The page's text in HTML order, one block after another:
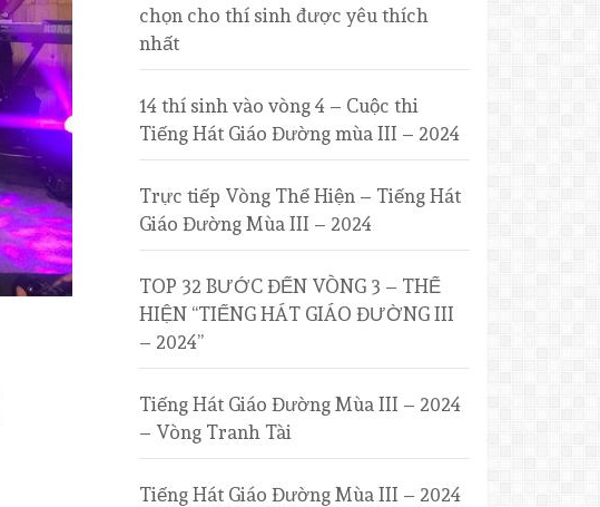
chọn cho thí sinh được yêu thích
nhất
14 thí sinh vào vòng 4 – Cuộc thi
Tiếng Hát Giáo Đường mùa III – 2024
Trực tiếp Vòng Thể Hiện – Tiếng Hát
Giáo Đường Mùa III – 2024
TOP 32 BƯỚC ĐẾN VÒNG 3 – THỂ
HIỆN “TIẾNG HÁT GIÁO ĐƯỜNG III
– 2024”
Tiếng Hát Giáo Đường Mùa III – 2024
– Vòng Tranh Tài
Tiếng Hát Giáo Đường Mùa III – 2024